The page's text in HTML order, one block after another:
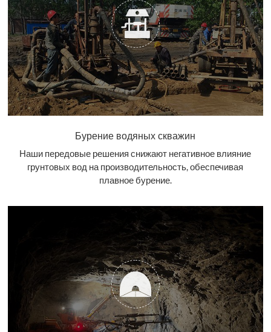
Бурение водяных скважин
Наши передовые решения снижают негативное влияние
грунтовых вод на производительность, обеспечивая
плавное бурение.